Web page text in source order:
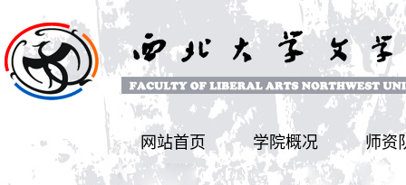
网站首页 学院概况 师资